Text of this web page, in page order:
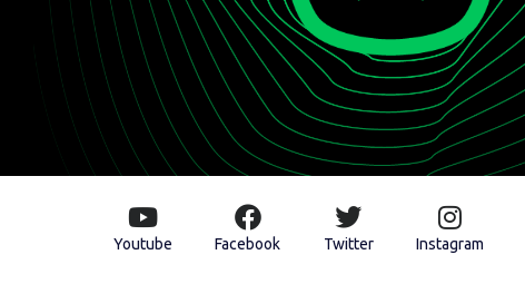
Instagram
Twitter
Facebook
Youtube